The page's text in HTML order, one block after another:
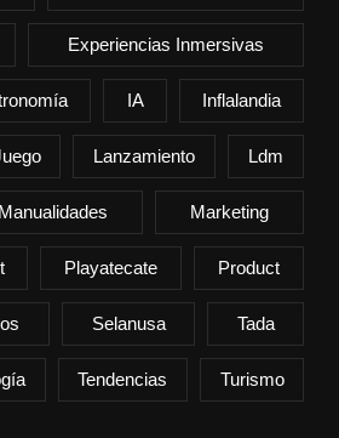
Experiencias Inmersivas
IA Inflalandia
Lanzamiento Ldm
Manualidades Marketing
Playatecate Product
Selanusa Tada
Tendencias Turismo